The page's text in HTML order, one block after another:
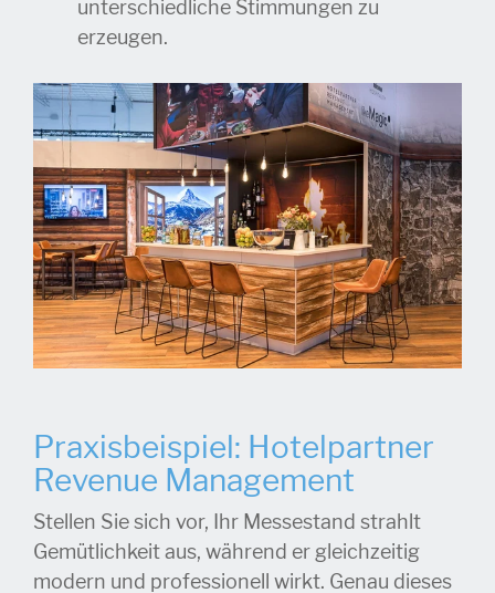
unterschiedliche Stimmungen zu
erzeugen.
Praxisbeispiel: Hotelpartner
Revenue Management
Stellen Sie sich vor, Ihr Messestand strahlt
Gemütlichkeit aus, während er gleichzeitig
modern und professionell wirkt. Genau dieses